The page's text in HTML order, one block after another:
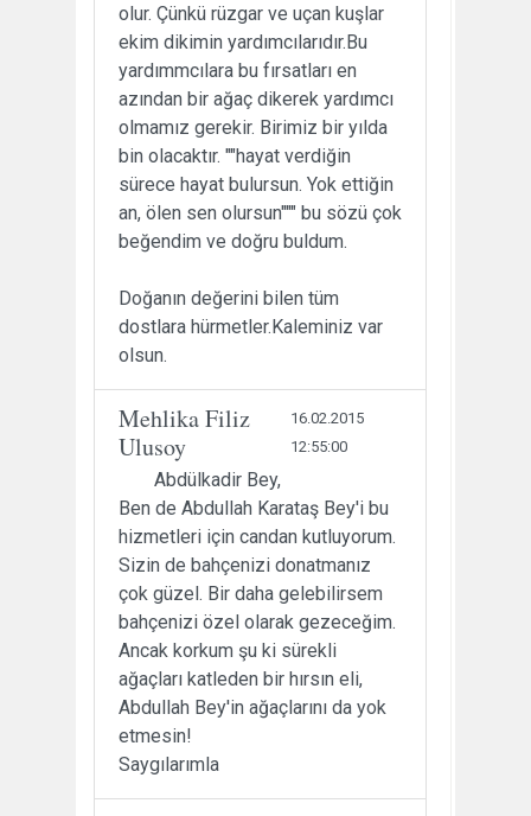
olur. Çünkü rüzgar ve uçan kuşlar
ekim dikimin yardımcılarıdır.Bu
yardımmcılara bu fırsatları en
azından bir ağaç dikerek yardımcı
olmamız gerekir. Birimiz bir yılda
bin olacaktır. ""hayat verdiğin
sürece hayat bulursun. Yok ettiğin
an, ölen sen olursun""" bu sözü çok
beğendim ve doğru buldum.
Doğanın değerini bilen tüm
dostlara hürmetler.Kaleminiz var
olsun.
Mehlika Filiz
Ulusoy
16.02.2015
12:55:00
Abdülkadir Bey,
Ben de Abdullah Karataş Bey'i bu
hizmetleri için candan kutluyorum.
Sizin de bahçenizi donatmanız
çok güzel. Bir daha gelebilirsem
bahçenizi özel olarak gezeceğim.
Ancak korkum şu ki sürekli
ağaçları katleden bir hırsın eli,
Abdullah Bey'in ağaçlarını da yok
etmesin!
Saygılarımla